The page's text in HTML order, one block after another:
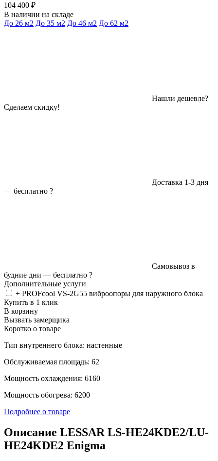
104 400 ₽
В наличии на складе
До 26 м2 До 35 м2 До 46 м2 До 62 м2
Нашли дешевле?
Сделаем скидку!
Доставка 1-3 дня
— бесплатно ?
Самовывоз в
будние дни — бесплатно ?
Дополнительные услуги
+ PROFcool VS-2G55 виброопоры для наружного блока
Купить в 1 клик
В корзину
Вызвать замерщика
Коротко о товаре
Тип внутреннего блока: настенные
Обслуживаемая площадь: 62
Мощность охлаждения: 6160
Мощность обогрева: 6200
Подробнее о товаре
Описание LESSAR LS-HE24KDE2/LU-
HE24KDE2 Enigma